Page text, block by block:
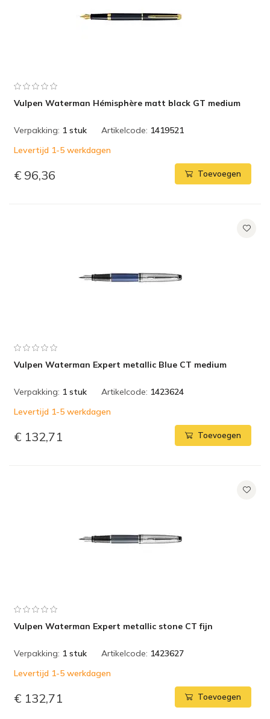
Vulpen Waterman Hémisphère matt black GT medium
Verpakking: 1 stuk Artikelcode: 1419521
Levertijd 1-5 werkdagen
€ 96,36 Toevoegen
Vulpen Waterman Expert metallic Blue CT medium
Verpakking: 1 stuk Artikelcode: 1423624
Levertijd 1-5 werkdagen
€ 132,71 Toevoegen
Vulpen Waterman Expert metallic stone CT fijn
Verpakking: 1 stuk Artikelcode: 1423627
Levertijd 1-5 werkdagen
€ 132,71 Toevoegen